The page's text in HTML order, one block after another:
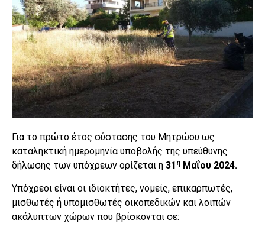
Για το πρώτο έτος σύστασης του Μητρώου ως
καταληκτική ημερομηνία υποβολής της υπεύθυνης
δήλωσης των υπόχρεων ορίζεται η 31 η Μαΐου 2024.
Υπόχρεοι είναι οι ιδιοκτήτες, νομείς, επικαρπωτές,
μισθωτές ή υπομισθωτές οικοπεδικών και λοιπών
ακάλυπτων χώρων που βρίσκονται σε: